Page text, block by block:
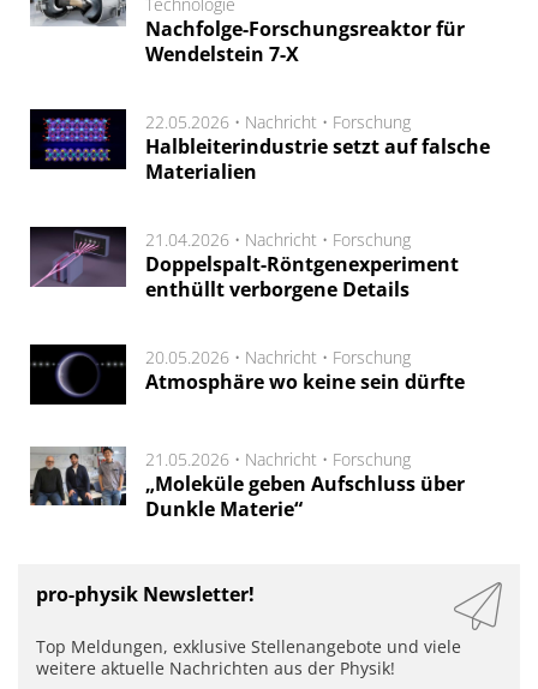
Nachfolge-Forschungsreaktor für
Wendelstein 7-X
22.05.2026 • Nachricht • Forschung
Halbleiterindustrie setzt auf falsche
Materialien
21.04.2026 • Nachricht • Forschung
Doppelspalt-Röntgenexperiment
enthüllt verborgene Details
20.05.2026 • Nachricht • Forschung
Atmosphäre wo keine sein dürfte
21.05.2026 • Nachricht • Forschung
„Moleküle geben Aufschluss über
Dunkle Materie“
pro-physik Newsletter!
Top Meldungen, exklusive Stellenangebote und viele
weitere aktuelle Nachrichten aus der Physik!